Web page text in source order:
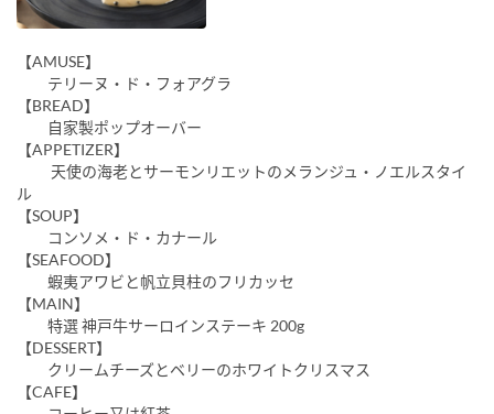
【AMUSE】
テリーヌ・ド・フォアグラ
【BREAD】
自家製ポップオーバー
【APPETIZER】
天使の海老とサーモンリエットのメランジュ・ノエルスタイ
ル
【SOUP】
コンソメ・ド・カナール
【SEAFOOD】
蝦夷アワビと帆立貝柱のフリカッセ
【MAIN】
特選 神戸牛サーロインステーキ 200g
【DESSERT】
クリームチーズとベリーのホワイトクリスマス
【CAFE】